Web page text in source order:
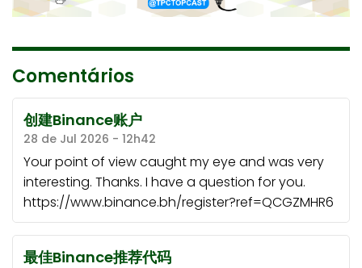
Comentários
创建Binance账户
28 de Jul 2026 - 12h42
Your point of view caught my eye and was very
interesting. Thanks. I have a question for you.
https://www.binance.bh/register?ref=QCGZMHR6
最佳Binance推荐代码